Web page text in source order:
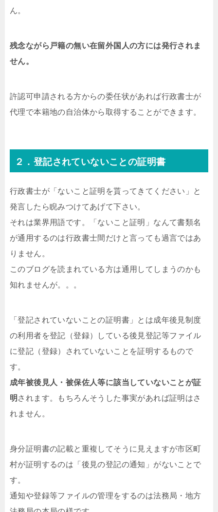
ん。
残念ながら戸籍の無い在留外国人の方には発行されま
せん。
許認可申請される方からの委任状があれば行政書士が
代理で本籍地の自治体から取得することができます。
２．登記されていないことの証明書
行政書士が「ないこと証明を貰ってきてください」と
発言したら睨みつけてあげて下さい。
それは業界用語です。「ないこと証明」なんて書類名
が通用するのは行政書士間だけと言っても過言ではあ
りません。
このブログを読まれている方は通用してしまうのかも
知れませんが。。。
「登記されていないことの証明書」とは成年後見制度
の利用者を登記（登録）している後見登記等ファイル
に登記（登録）されていないことを証明するもので
す。
成年被後見人・被保佐人等に該当していないことが証
明 されます。もちろんそうした事実があれば証明はさ
れません。
身分証明書の記載と重複してそうに見えますが市区町
村が証明するのは「後見の登記の通知」がないことで
す。
通知や登録等ファイルの管理をするのは法務局・地方